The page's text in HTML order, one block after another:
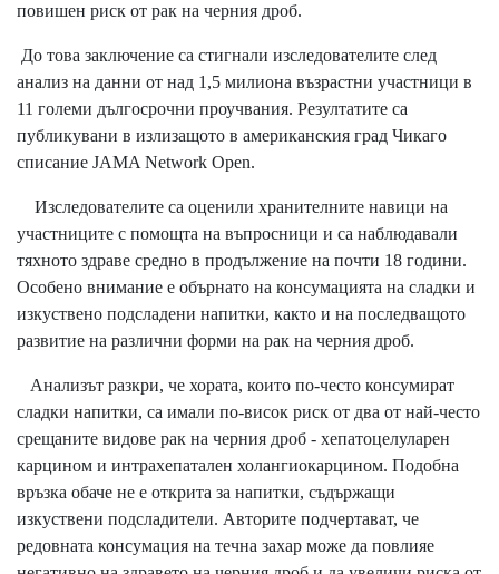
повишен риск от рак на черния дроб.
До това заключение са стигнали изследователите след
анализ на данни от над 1,5 милиона възрастни участници в
11 големи дългосрочни проучвания. Резултатите са
публикувани в излизащото в американския град Чикаго
списание JAMA Network Open.
Изследователите са оценили хранителните навици на
участниците с помощта на въпросници и са наблюдавали
тяхното здраве средно в продължение на почти 18 години.
Особено внимание е обърнато на консумацията на сладки и
изкуствено подсладени напитки, както и на последващото
развитие на различни форми на рак на черния дроб.
Анализът разкри, че хората, които по-често консумират
сладки напитки, са имали по-висок риск от два от най-често
срещаните видове рак на черния дроб - хепатоцелуларен
карцином и интрахепатален холангиокарцином. Подобна
връзка обаче не е открита за напитки, съдържащи
изкуствени подсладители. Авторите подчертават, че
редовната консумация на течна захар може да повлияе